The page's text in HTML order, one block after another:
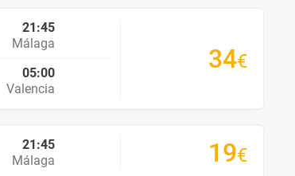
21:45
Málaga
05:00
Valencia
34€
21:45
Málaga
19€